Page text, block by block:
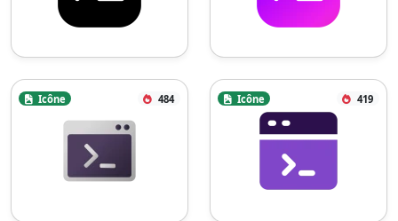
Icône 484 Icône 419